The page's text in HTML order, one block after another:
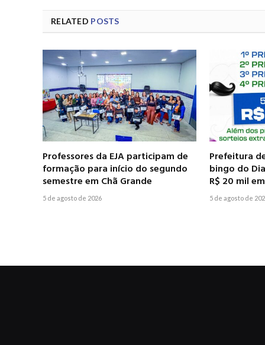
RELATED POSTS
Professores da EJA participam de
formação para início do segundo
semestre em Chã Grande
5 de agosto de 2026
Prefeitura
bingo do
R$ 20 mil
5 de agosto de